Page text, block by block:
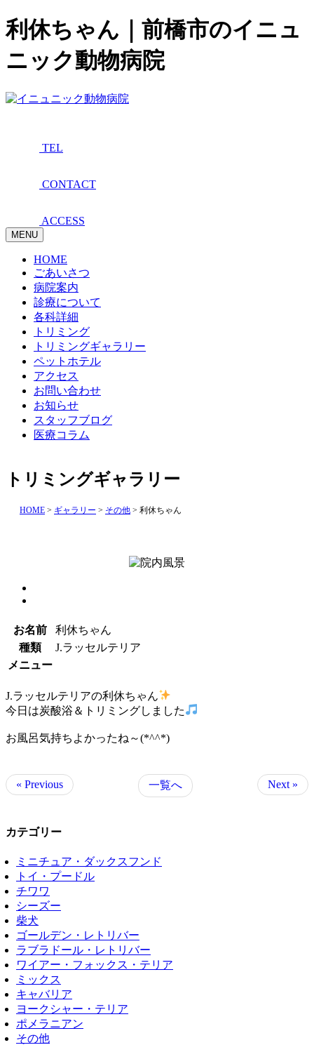
利休ちゃん｜前橋市のイニュ
ニック動物病院
TEL
CONTACT
ACCESS
MENU
HOME
ごあいさつ
病院案内
診療について
各科詳細
トリミング
トリミングギャラリー
ペットホテル
アクセス
お問い合わせ
お知らせ
スタッフブログ
医療コラム
トリミングギャラリー
HOME > ギャラリー > その他 > 利休ちゃん
お名前
利休ちゃん
種類
J.ラッセルテリア
メニュー
J.ラッセルテリアの利休ちゃん
今日は炭酸浴＆トリミングしました
お風呂気持ちよかったね～(*^^*)
« Previous 一覧へ Next »
カテゴリー
ミニチュア・ダックスフンド
トイ・プードル
チワワ
シーズー
柴犬
ゴールデン・レトリバー
ラブラドール・レトリバー
ワイアー・フォックス・テリア
ミックス
キャバリア
ヨークシャー・テリア
ポメラニアン
その他